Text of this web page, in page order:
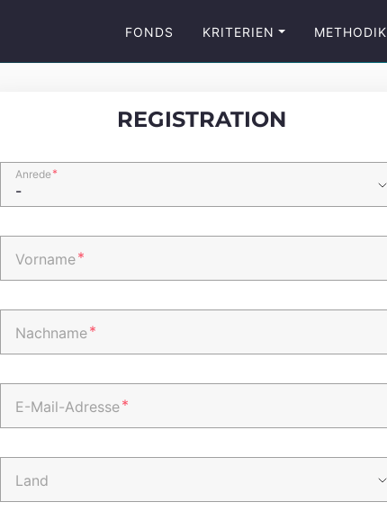
FONDS KRITERIEN METHODIK
REGISTRATION
Anrede*
Vorname*
Nachname*
E-Mail-Adresse*
Land